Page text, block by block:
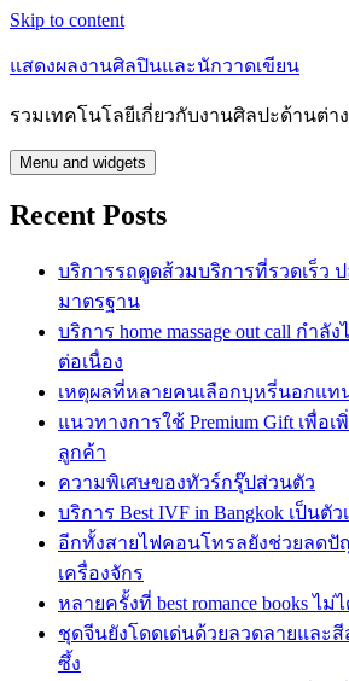
Skip to content
แสดงผลงานศิลปินและนักวาดเขียน
รวมเทคโนโลยีเกี่ยวกับงานศิลปะด้านต่า
Menu and widgets
Recent Posts
บริการรถดูดส้วมบริการที่รวดเร็ว
มาตรฐาน
บริการ home massage out call กำ
ต่อเนื่อง
เหตุผลที่หลายคนเลือกบุหรี่นอกแท
แนวทางการใช้ Premium Gift เพื่อ
ลูกค้า
ความพิเศษของทัวร์กรุ๊ปส่วนตัว
บริการ Best IVF in Bangkok เป็นตั
อีกทั้งสายไฟคอนโทรลยังช่วยลดปั
เครื่องจักร
หลายครั้งที่ best romance books ไ
ชุดจีนยังโดดเด่นด้วยลวดลายและ
ซึ้ง